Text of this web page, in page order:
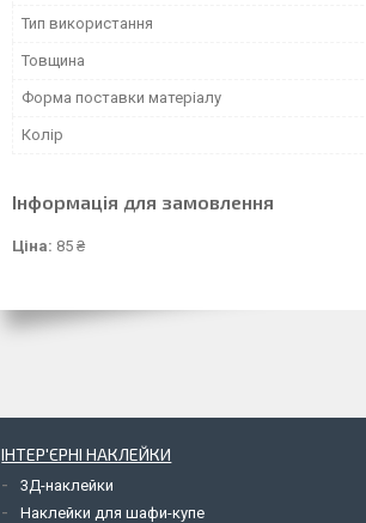
Тип використання
Товщина
Форма поставки матеріалу
Колір
Інформація для замовлення
Ціна: 85 ₴
ІНТЕР'ЄРНІ НАКЛЕЙКИ
3Д-наклейки
Наклейки для шафи-купе